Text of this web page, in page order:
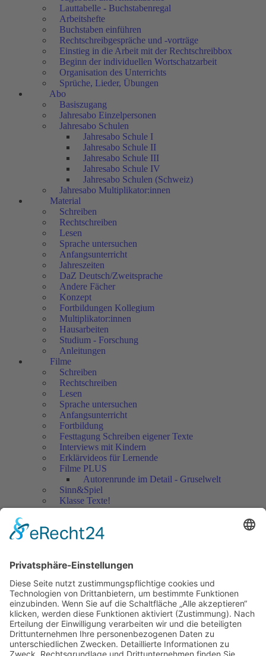
Lauttabelle - Buchstabenregal
Arbeitshefte
Buchstaben einführen
Rechtschreibgespräche und -vorträge
Einstieg in die Arbeit mit der Rechtschreibbox
Beginn der individuellen Wortschatzarbeit
Organisation des Unterrichts
Sprüche, Lieder, Übungen
Abo
Basiszugang
Jahresabo Einzelpersonen
Jahresabo Schulen
Jahresabo Schule I
Jahresabo Schule II
Jahresabo Schule III
Jahresabo Schule IV
Jahresabo Schulen (Schweiz)
Jahresabo Multiplikator:innen
Material
Schreiben
Rechtschreiben
Lesen
Sprache untersuchen
Anfangsunterricht
Jahreszeiten
DaZ Deutsch/Zweitsprache
Andere Fächer
Konzept
Fortbildungen Kollegium
Multiplikator:innen
Hausarbeiten
Studium - Forschung
Anleitungen
Filme
Schreiben
Rechtschreiben
Lesen
Sprache untersuchen
Anfangsunterricht
Fortbildung
Festtagung Schreiben eigener Texte
Interviews mit Kindern
Erklärvideos für Lernende
Filme PLUS
Autorenrunde im Detail - Gruselwelt
Sinn&Spiel
Klasse Texte!
Filmausschnitte Grundschule
Jedes Kind wertschätzen!
Artikel
Artikel 2018
Artikel 2017
Artikel 2016
Artikel 2015
Artikel 2014
Artikel 2013
Artikel 2012